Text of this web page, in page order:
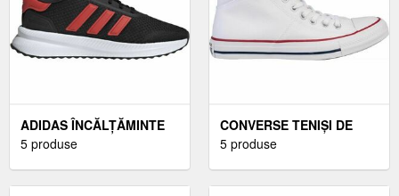
ADIDAS ÎNCĂLȚĂMINTE
CASUAL BĂRBAȚI
5 produse
CONVERSE TENIȘI DE
DAMĂ TENIȘI DE DAMĂ,
5 produse